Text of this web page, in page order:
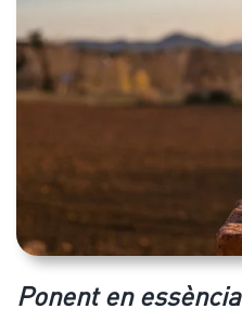
Ponent en essència